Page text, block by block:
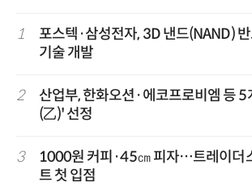
1
포스텍·삼성전자, 3D 낸드(NAND)
기술 개발
2
산업부, 한화오션·에코프로비엠 등 5
(乙)' 선정
3
1000원 커피·45㎝ 피자…트레이더
트 첫 입점